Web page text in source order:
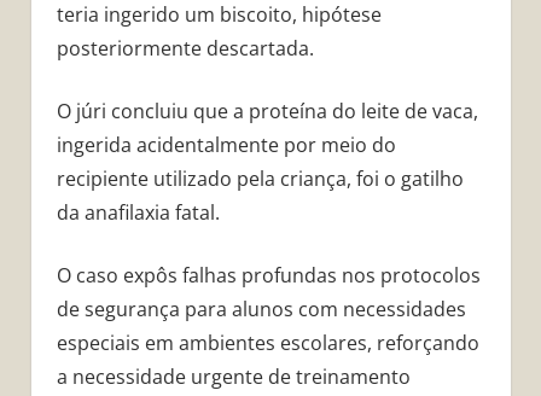
teria ingerido um biscoito, hipótese
posteriormente descartada.
O júri concluiu que a proteína do leite de vaca,
ingerida acidentalmente por meio do
recipiente utilizado pela criança, foi o gatilho
da anafilaxia fatal.
O caso expôs falhas profundas nos protocolos
de segurança para alunos com necessidades
especiais em ambientes escolares, reforçando
a necessidade urgente de treinamento